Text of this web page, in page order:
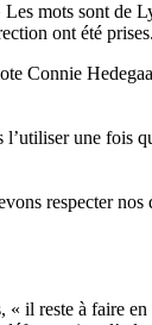
Les mots sont de
ont été prises.
Connie
une fois
respecter nos
il reste à faire